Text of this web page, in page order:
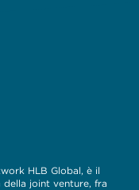
HLB Global, è il
joint venture, fra